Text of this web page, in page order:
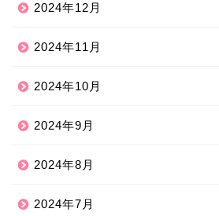
2024年12月
2024年11月
2024年10月
2024年9月
2024年8月
2024年7月